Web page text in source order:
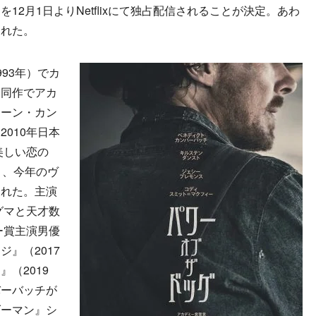
月1日よりNetflixにて独占配信されることが決定。あわ
た。
年）でカ
作でアカ
ン・カン
年日本
い恋の
今年のヴ
た。主演
と天才数
主演男優
』（2017
（2019
バッチが
マン』シ